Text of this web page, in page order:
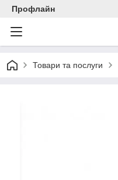
Профлайн
Товари та послуги